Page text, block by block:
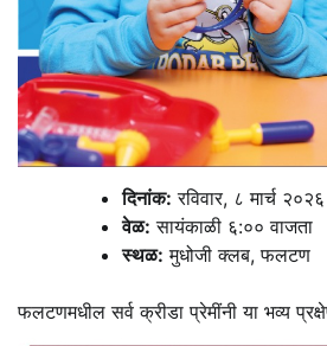
दिनांक: रविवार, ८ मार्च २०२६
वेळ: सायंकाळी ६:०० वाजता
स्थळ: मुधोजी क्लब, फलटण
फलटणमधील सर्व क्रीडा प्रेमींनी या भव्य